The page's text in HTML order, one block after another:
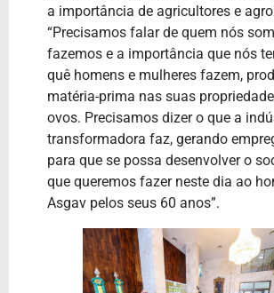
a importância de agricultores e
“Precisamos falar de quem nós
fazemos e a importância que nós
quê homens e mulheres fazem,
matéria-prima nas suas
ovos. Precisamos dizer o que a
transformadora faz, gerando
para que se possa desenvolver o
que queremos fazer neste dia ao
Asgav pelos seus 60 anos”.